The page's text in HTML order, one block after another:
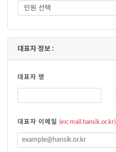
대표자 정보 :
대표자 명
대표자 이메일 (ex: mail.hansik.or.kr)